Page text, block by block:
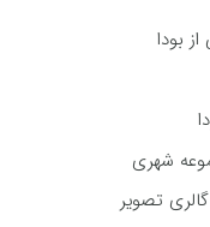
بودا